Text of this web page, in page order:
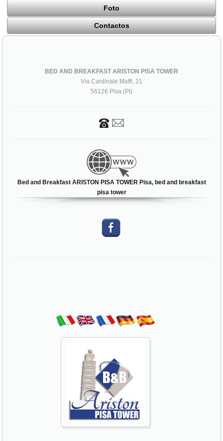
Foto
Contactos
BED AND BREAKFAST ARISTON PISA TOWER
Via Cardinale Maffi, 21
56126 Pisa (PI)
Bed and Breakfast ARISTON PISA TOWER Pisa, bed and breakfast
pisa tower